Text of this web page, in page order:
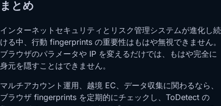
まとめ
インターネットセキュリティとリスク管理システムが進化し続
ける中、行動 fingerprints の重要性はもはや無視できません。
ブラウザのパラメータや IP を変えるだけでは、もはや完全に
身元を隠すことはできません。
マルチアカウント運用、越境 EC、データ収集に関わるなら、
ブラウザ fingerprints を定期的にチェックし、ToDetect の